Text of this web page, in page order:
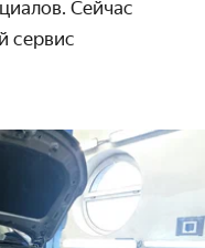
Сейчас
сервис